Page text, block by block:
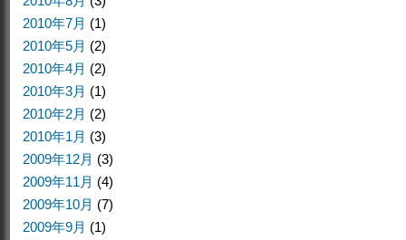
2010年7月 (1)
2010年5月 (2)
2010年4月 (2)
2010年3月 (1)
2010年2月 (2)
2010年1月 (3)
2009年12月 (3)
2009年11月 (4)
2009年10月 (7)
2009年9月 (1)